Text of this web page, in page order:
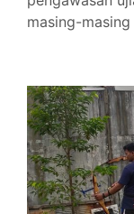
masing-